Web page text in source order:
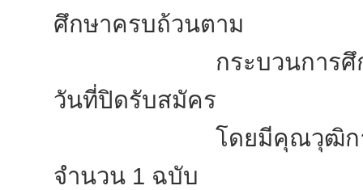
ศึกษาครบถ้วนตาม
กระบวนการศึกษาแล
วันที่ปิดรับสมัคร
โดยมีคุณวุฒิการศึกษา
จำนวน 1 ฉบับ